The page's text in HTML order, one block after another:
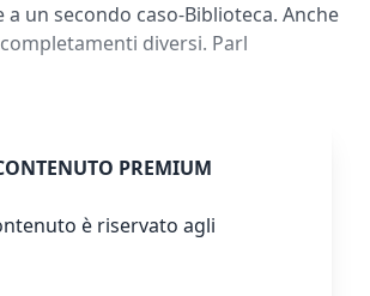
un secondo caso-Biblioteca. Anche
diversi. Parl
PREMIUM
è riservato agli